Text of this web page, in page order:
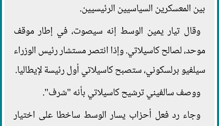
بين المعسكرين السياسيين الرئيسيين.
وقال تيار يمين الوسط إنه سيصوت، في إطار موقف
موحد، لصالح كاسيلاتي. وإذا انتصر مستشار رئيس الوزراء
سيلفيو برلسكوني، ستصبح كاسيلاتي أول رئيسة لإيطاليا.
ووصف سالفيني ترشيح كاسيلاتي بأنه "شرف".
وجاء رد فعل أحزاب يسار الوسط ساخطا على اختيار